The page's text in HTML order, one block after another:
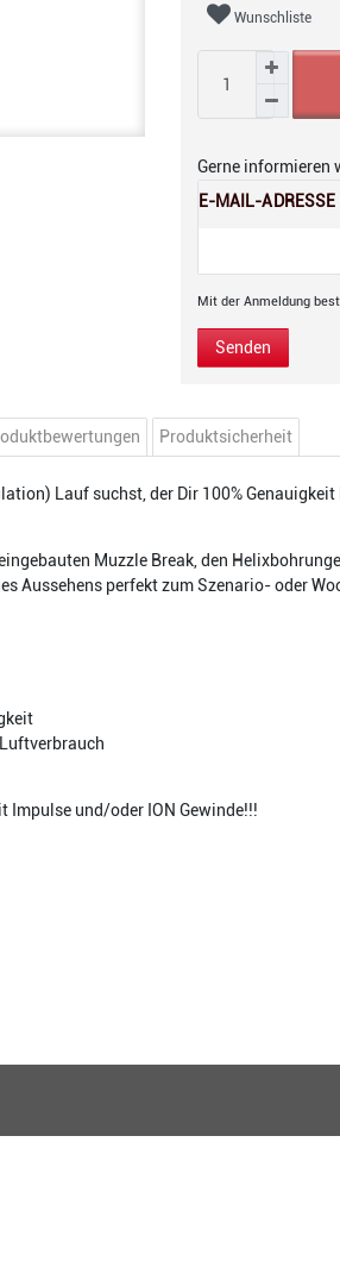
Wunschliste
Gerne informieren
E-MAIL-ADRESSE
Mit der Anmeldung
Senden
Produktsicherheit
Lauf suchst, der Dir 100%
Muzzle Break, den
Aussehens perfekt zum Szenario- oder
Impulse und/oder ION Gewinde!!!